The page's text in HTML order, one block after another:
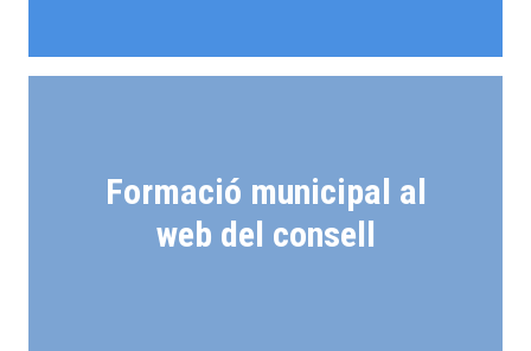
Formació municipal al
web del consell